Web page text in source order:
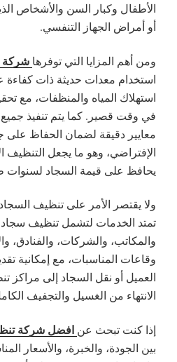
الأطفال وكبار السن والأشخاص
أو أمراض الجهاز التنفسي.
ومن أهم المزايا التي توفرها شركة
استخدام معدات حديثة ذات كفاءة
استهلاك المياه والمنظفات، مع
في وقت قصير. كما يتم تنفيذ
معايير دقيقة لضمان الحفاظ على
الإفتراضي، وهو ما يجعل التنظيف
يحافظ على قيمة السجاد لسنوات
ولا يقتصر الأمر على تنظيف
تمتد الخدمات لتشمل تنظيف سجاد
والمكاتب، والشركات، والفنادق،
وقاعات المناسبات، مع إمكانية
العميل أو نقل السجاد إلى مراكز
الانتهاء من الغسيل والتجفيف
إذا كنت تبحث عن افضل شركة
بين الجودة، والخبرة، والأسعار